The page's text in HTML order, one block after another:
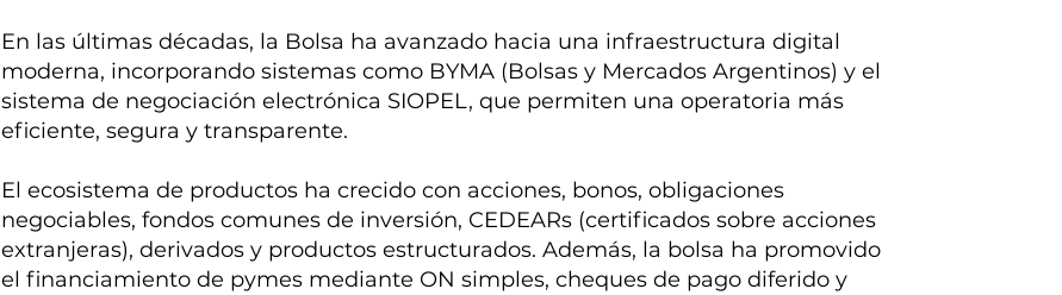
En las últimas décadas, la Bolsa ha avanzado hacia una infraestructura digital
moderna, incorporando sistemas como BYMA (Bolsas y Mercados Argentinos) y el
sistema de negociación electrónica SIOPEL, que permiten una operatoria más
eficiente, segura y transparente.
El ecosistema de productos ha crecido con acciones, bonos, obligaciones
negociables, fondos comunes de inversión, CEDEARs (certificados sobre acciones
extranjeras), derivados y productos estructurados. Además, la bolsa ha promovido
el financiamiento de pymes mediante ON simples, cheques de pago diferido y